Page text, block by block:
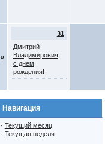
»
31
Дмитрий
Владимирович,
с днем
рождения!
Навигация
· Текущий месяц
· Текущая неделя